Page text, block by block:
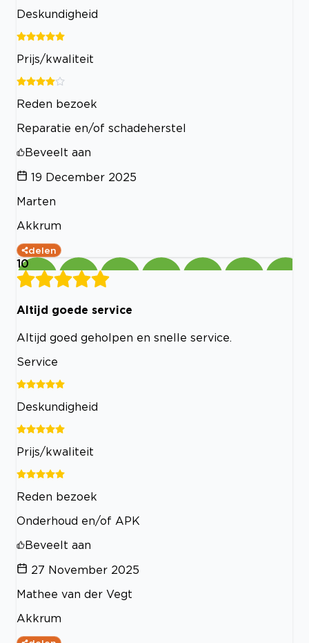
Deskundigheid
Prijs/kwaliteit
Reden bezoek
Reparatie en/of schadeherstel
Beveelt aan
19 December 2025
Marten
Akkrum
delen
10
Altijd goede service
Altijd goed geholpen en snelle service.
Service
Deskundigheid
Prijs/kwaliteit
Reden bezoek
Onderhoud en/of APK
Beveelt aan
27 November 2025
Mathee van der Vegt
Akkrum